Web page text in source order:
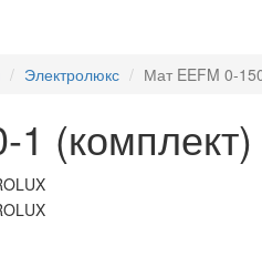
Электролюкс Мат EEFM 0-